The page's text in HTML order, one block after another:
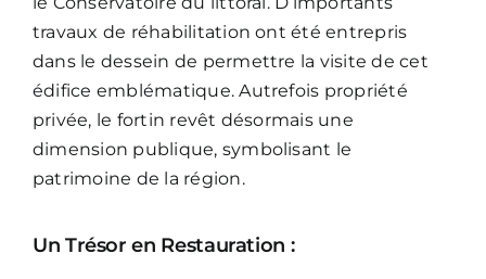
travaux de réhabilitation ont été entrepris
dans le dessein de permettre la visite de cet
édifice emblématique. Autrefois propriété
privée, le fortin revêt désormais une
dimension publique, symbolisant le
patrimoine de la région.
Un Trésor en Restauration :